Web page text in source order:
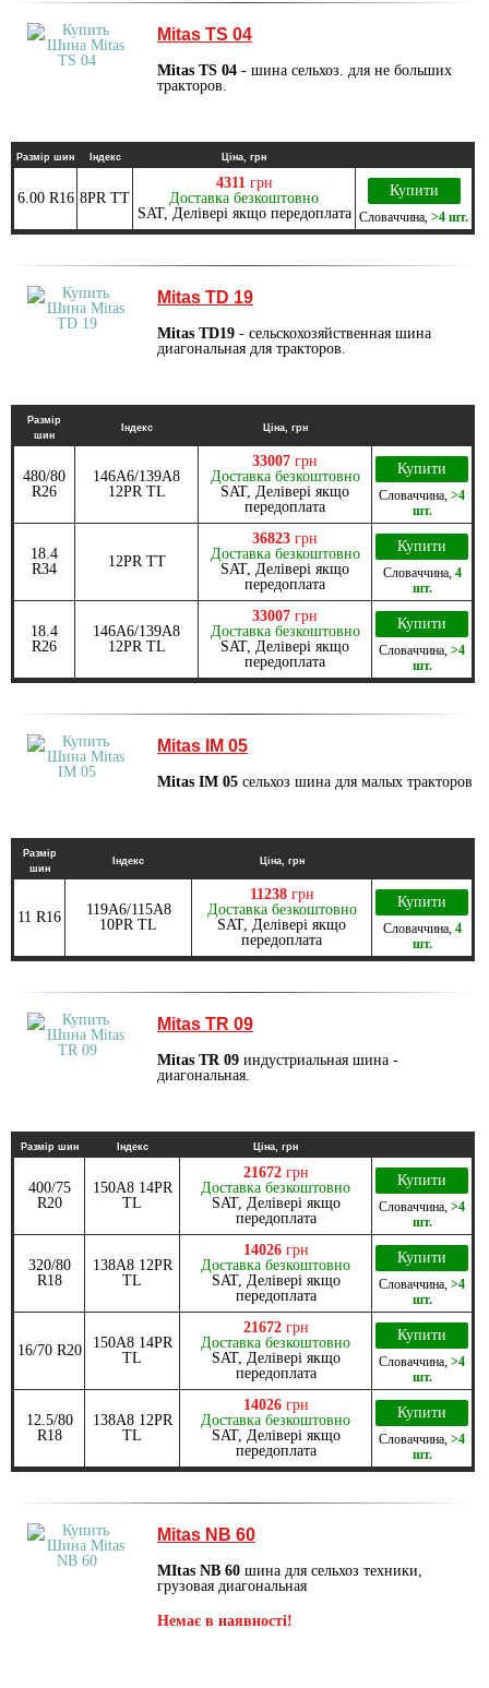
Mitas TS 04
Mitas TS 04 - шина сельхоз. для не больших
тракторов.
Размір шин Індекс Ціна, грн
6.00 R16 8PR TT
4311 грн
Доставка безкоштовно
SAT, Делівері якщо передоплата
Купити
Словаччина >4 шт.
Mitas TD 19
Mitas TD19 - сельскохозяйственная шина
диагональная для тракторов.
Размір
шин
Індекс Ціна, грн
480/80
R26
146A6/139A8
12PR TL
33007 грн
Доставка безкоштовно
SAT, Делівері якщо
передоплата
Купити
Словаччина >4
шт.
18.4
R34
12PR TT
36823 грн
Доставка безкоштовно
SAT, Делівері якщо
передоплата
Купити
Словаччина, 4
шт.
18.4
R26
146A6/139A8
12PR TL
33007 грн
Доставка безкоштовно
SAT, Делівері якщо
передоплата
Купити
Словаччина >4
шт.
Mitas IM 05
Mitas IM 05 сельхоз шина для малых тракторов
Размір
шин
Індекс Ціна, грн
11 R16
119A6/115A8
10PR TL
11238 грн
Доставка безкоштовно
SAT, Делівері якщо
передоплата
Купити
Словаччина, 4
шт.
Mitas TR 09
Mitas TR 09 индустриальная шина -
диагональная.
Размір шин Індекс Ціна, грн
400/75
R20
150A8 14PR
TL
21672 грн
Доставка безкоштовно
SAT, Делівері якщо
передоплата
Купити
Словаччина >4
шт.
320/80
R18
138A8 12PR
TL
14026 грн
Доставка безкоштовно
SAT, Делівері якщо
передоплата
Купити
Словаччина >4
шт.
16/70 R20
150A8 14PR
TL
21672 грн
Доставка безкоштовно
SAT, Делівері якщо
передоплата
Купити
Словаччина >4
шт.
12.5/80
R18
138A8 12PR
TL
14026 грн
Доставка безкоштовно
SAT, Делівері якщо
передоплата
Купити
Словаччина >4
шт.
Mitas NB 60
MItas NB 60 шина для сельхоз техники,
грузовая диагональная
Немає в наявності!